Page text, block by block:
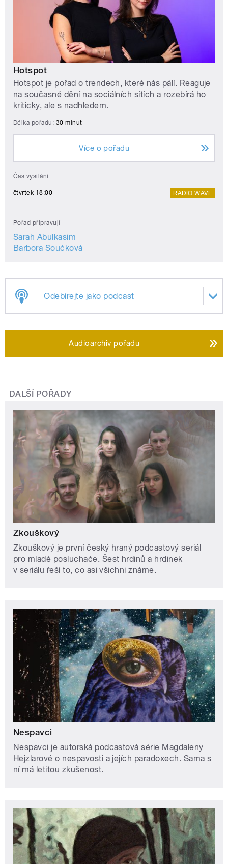
Hotspot
Hotspot je pořad o trendech, které nás pálí. Reaguje
na současné dění na sociálních sítích a rozebírá ho
kriticky, ale s nadhledem.
Délka pořadu: 30 minut
Více o pořadu
Čas vysílání
čtvrtek 18:00 RADIO WAVE
Pořad připravují
Sarah Abulkasim
Barbora Součková
Odebírejte jako podcast
Audioarchiv pořadu
DALŠÍ POŘADY
Zkouškový
Zkouškový je první český hraný podcastový seriál
pro mladé posluchače. Šest hrdinů a hrdinek
v seriálu řeší to, co asi všichni známe.
Nespavci
Nespavci je autorská podcastová série Magdaleny
Hejzlarové o nespavosti a jejích paradoxech. Sama s
ní má letitou zkušenost.